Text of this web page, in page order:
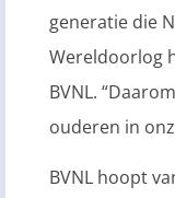
generatie die
Wereldoorlog
BVNL.
ouderen in
BVNL hoopt